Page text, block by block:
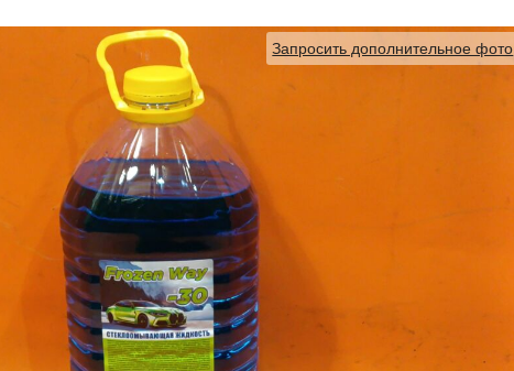
Запросить дополнительное фото